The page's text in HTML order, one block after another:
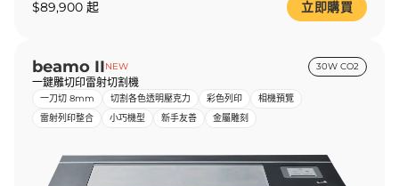
$89,900 起 立即購買
beamo IINEW 30W CO2
一鍵雕切印雷射切割機
一刀切 8mm 切割各色透明壓克力 彩色列印
相機預覽
雷射列印整合
小巧機型 新手友善 金屬雕刻